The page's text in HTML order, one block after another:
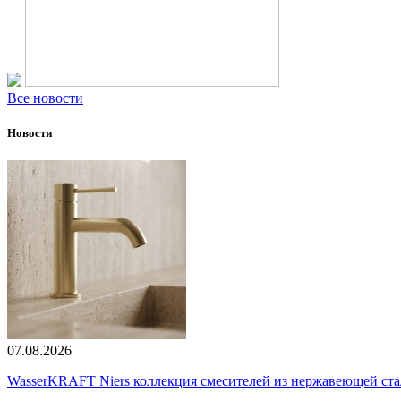
Все новости
Новости
07.08.2026
WasserKRAFT Niers коллекция смесителей из нержавеющей